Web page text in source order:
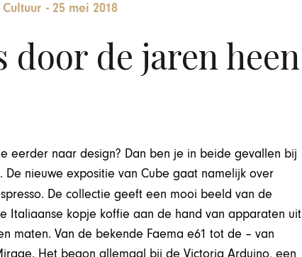
Cultuur -25 mei 2018
door de jaren heen
eerder naar design? Dan ben je in beide gevallen bij
nieuwe expositie van Cube gaat namelijk over
De collectie geeft een mooi beeld van de
Italiaanse kopje koffie aan de hand van apparaten uit
maten. Van de bekende Faema e61 tot de – van